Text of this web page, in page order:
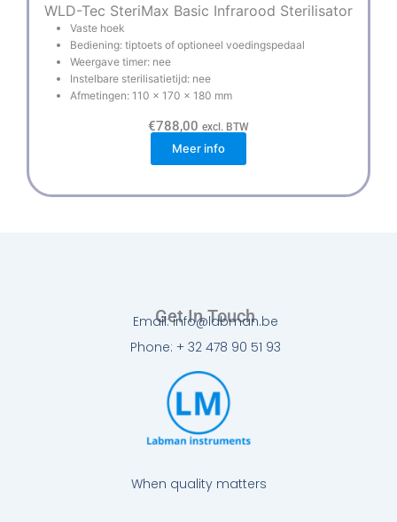
WLD-Tec SteriMax Basic Infrarood Sterilisator
Vaste hoek
Bediening: tiptoets of optioneel voedingspedaal
Weergave timer: nee
Instelbare sterilisatietijd: nee
Afmetingen: 110 x 170 x 180 mm
€788,00 excl. BTW
Meer info
When quality matters
Get In Touch
Email: info@labman.be
Phone: + 32 478 90 51 93